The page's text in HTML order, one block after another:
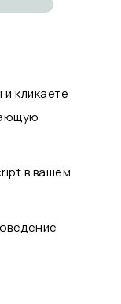
кликаете
в вашем